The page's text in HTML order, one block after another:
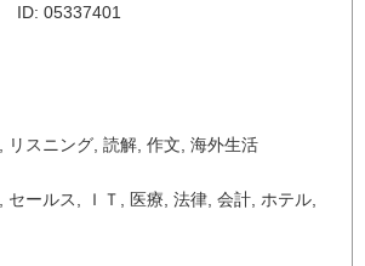
ID: 05337401
リスニング 読解 作文 海外生活
セールス ＩＴ 医療 法律 会計 ホテル